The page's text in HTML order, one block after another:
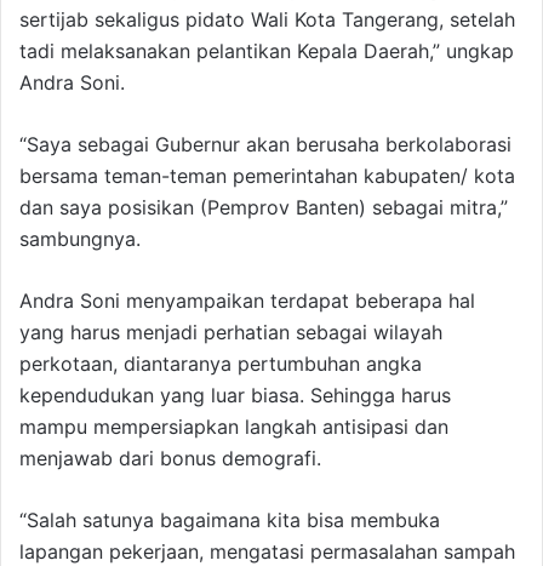
sertijab sekaligus pidato Wali Kota Tangerang, setelah
tadi melaksanakan pelantikan Kepala Daerah,” ungkap
Andra Soni.
“Saya sebagai Gubernur akan berusaha berkolaborasi
bersama teman-teman pemerintahan kabupaten/ kota
dan saya posisikan (Pemprov Banten) sebagai mitra,”
sambungnya.
Andra Soni menyampaikan terdapat beberapa hal
yang harus menjadi perhatian sebagai wilayah
perkotaan, diantaranya pertumbuhan angka
kependudukan yang luar biasa. Sehingga harus
mampu mempersiapkan langkah antisipasi dan
menjawab dari bonus demografi.
“Salah satunya bagaimana kita bisa membuka
lapangan pekerjaan, mengatasi permasalahan sampah